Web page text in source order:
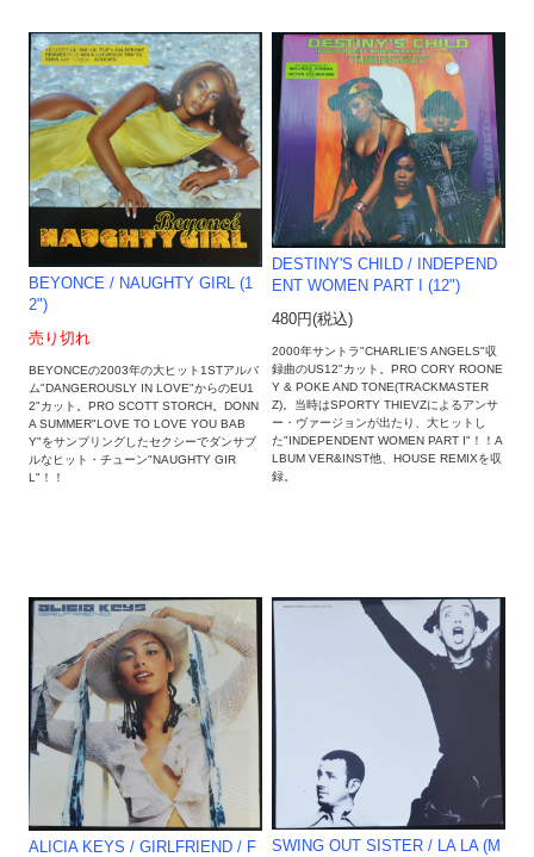
BEYONCE / NAUGHTY GIRL (1
2")
売り切れ
BEYONCEの2003年の大ヒット1STアルバ
ム"DANGEROUSLY IN LOVE"からのEU1
2"カット。PRO SCOTT STORCH。DONN
A SUMMER"LOVE TO LOVE YOU BAB
Y"をサンプリングしたセクシーでダンサブ
ルなヒット・チューン"NAUGHTY GIR
L"！！
DESTINY'S CHILD / INDEPEND
ENT WOMEN PART I (12")
480円(税込)
2000年サントラ"CHARLIE'S ANGELS"収
録曲のUS12"カット。PRO CORY ROONE
Y & POKE AND TONE(TRACKMASTER
Z)。当時はSPORTY THIEVZによるアンサ
ー・ヴァージョンが出たり、大ヒットし
た"INDEPENDENT WOMEN PART I"！！A
LBUM VER&INST他、HOUSE REMIXを収
録。
ALICIA KEYS ‎/ GIRLFRIEND / F
SWING OUT SISTER / LA LA (M